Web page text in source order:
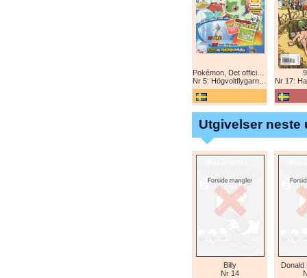
Nr 5: Högvoltflygarna mot Svart Rayquaza!
Nr 17: Harald
Utgivelser neste
Billy
Nr 14
Donald